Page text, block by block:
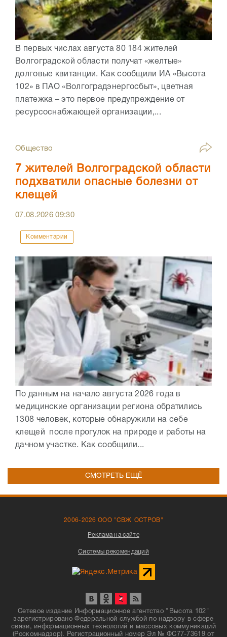
В первых числах августа 80 184 жителей
Волгоградской области получат «желтые»
долговые квитанции. Как сообщили ИА «Высота
102» в ПАО «Волгоградэнергосбыт», цветная
платежка – это первое предупреждение от
ресурсоснабжающей организации,...
Общество
7 жителей Волгоградской области
подхватили опасные болезни от
клещей
07.08.202609:30
Комментарии
По данным на начало августа 2026 года в
медицинские организации региона обратились
1308 человек, которые обнаружили на себе
клещей после прогулок на природе и работы на
дачном участке. Как сообщили...
СМОТРЕТЬ ЕЩЁ
2006-2026 ООО "СВЖ"ОСТРОВ"
Реклама на сайте
Системы рекомендаций
Сетевое издание Информационное агентство "Высота 102"
зарегистрировано Федеральной службой по надзору в сфере
связи, информационных технологий и массовых коммуникаций
(Роскомнадзор). Регистрационный номер Эл № ФС77-73619 от